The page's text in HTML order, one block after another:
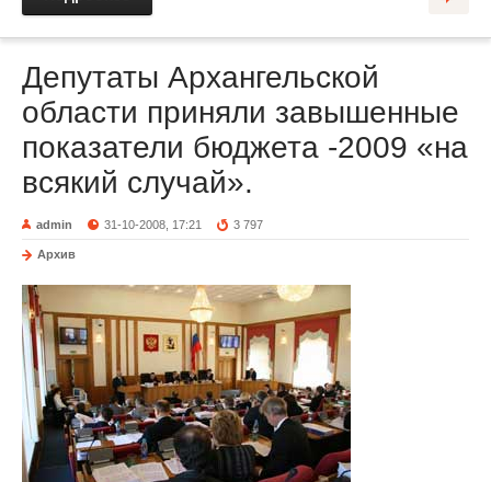
Депутаты Архангельской
области приняли завышенные
показатели бюджета -2009 «на
всякий случай».
admin 31-10-2008, 17:21 3 797
Архив